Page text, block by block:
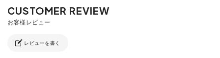
レビューを書く